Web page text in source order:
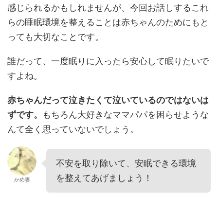
感じられるかもしれませんが、今回お話しするこれ
らの睡眠環境を整えることは赤ちゃんのためにもと
っても大切なことです。
誰だって、一度眠りに入ったら安心して眠りたいで
すよね。
赤ちゃんだって泣きたくて泣いているのではないは
ずです。
もちろん大好きなママパパを困らせような
んて全く思っていないでしょう。
かめ妻
不安を取り除いて、安眠できる環境
を整えてあげましょう！